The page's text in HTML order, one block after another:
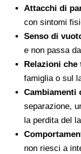
Attacchi di
con sintomi
Senso di
e non passa
Relazioni
famiglia o sul
Cambiamenti
separazione,
la perdita del
non riesci a